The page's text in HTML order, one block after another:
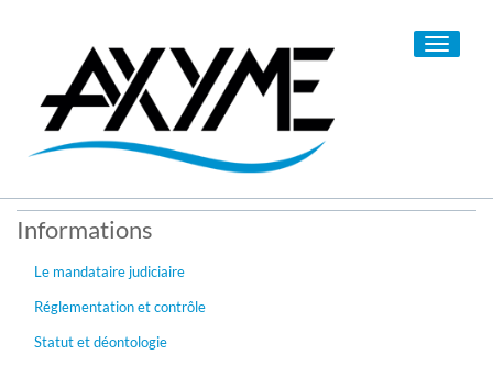
Toggle
Informations
Le mandataire judiciaire
Réglementation et contrôle
Statut et déontologie